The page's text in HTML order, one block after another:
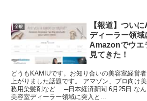
全般
【報道】つい
ディーラー領域
Amazonでウエ
見てきた！
どうもKAMIUです。お知り合いの美容室経営
上がりました話題です。 アマゾン、プロ向
務用染髪剤など ─日本経済新聞 6月25日 なん
美容室ディーラー領域に突入と...